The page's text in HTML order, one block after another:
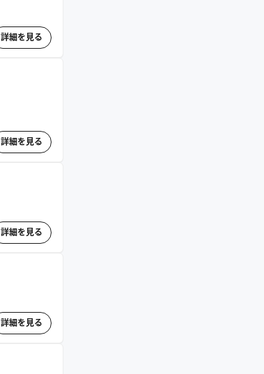
詳細を見る
詳細を見る
詳細を見る
詳細を見る